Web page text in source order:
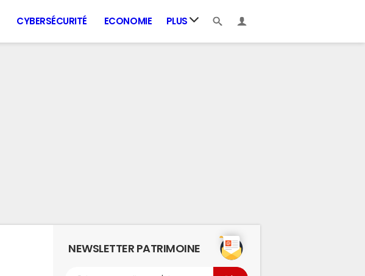
CYBERSÉCURITÉ ECONOMIE PLUS
NEWSLETTER PATRIMOINE